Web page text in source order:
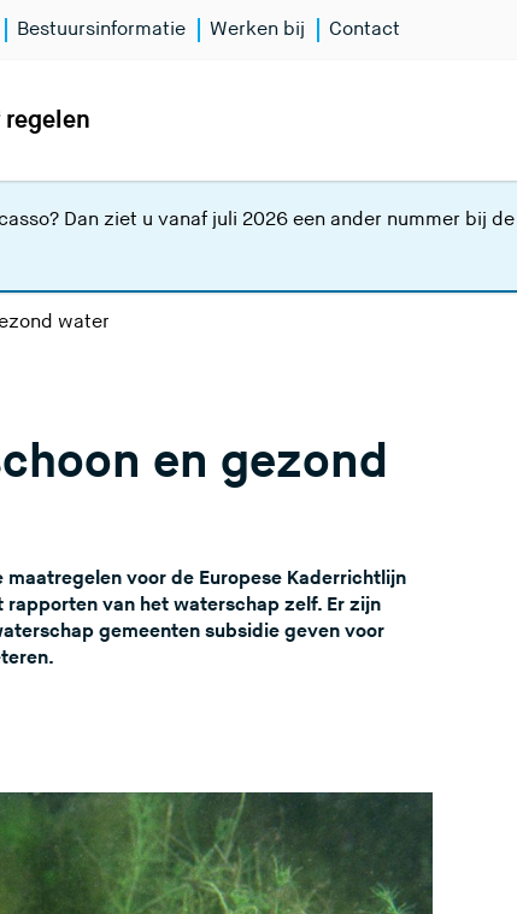
Bestuursinformatie Werken bij Contact
Dan ziet u vanaf juli 2026 een ander nummer bij
water
en gezond
voor de Europese Kaderrichtlijn
van het waterschap zelf. Er zijn
gemeenten subsidie geven voor